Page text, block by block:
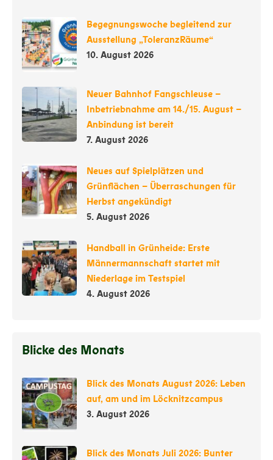
Begegnungswoche begleitend zur
Ausstellung „ToleranzRäume“
10. August 2026
Neuer Bahnhof Fangschleuse –
Inbetriebnahme am 14./15. August –
Anbindung ist bereit
7. August 2026
Neues auf Spielplätzen und
Grünflächen – Überraschungen für
Herbst angekündigt
5. August 2026
Handball in Grünheide: Erste
Männermannschaft startet mit
Niederlage im Testspiel
4. August 2026
Blicke des Monats
Blick des Monats August 2026: Leben
auf, am und im Löcknitzcampus
3. August 2026
Blick des Monats Juli 2026: Bunter